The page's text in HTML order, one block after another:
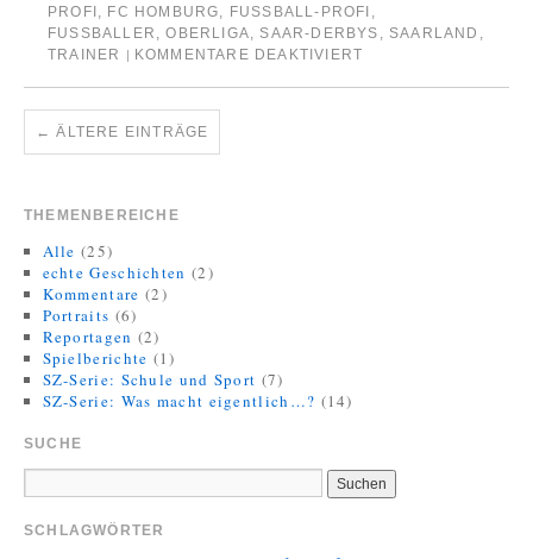
PROFI , FC HOMBURG, FUSSBALL-PROFI ,
FUSSBALLER
,OBERLIGA, SAAR-DERBYS , SAARLAND ,
TRAINER
KOMMENTARE DEAKTIVIERT
← ÄLTERE EINTRÄGE
THEMENBEREICHE
Alle (25)
echte Geschichten (2)
Kommentare (2)
Portraits (6)
Reportagen (2)
Spielberichte (1)
SZ-Serie: Schule und Sport (7)
SZ-Serie: Was macht eigentlich…? (14)
SUCHE
SCHLAGWÖRTER